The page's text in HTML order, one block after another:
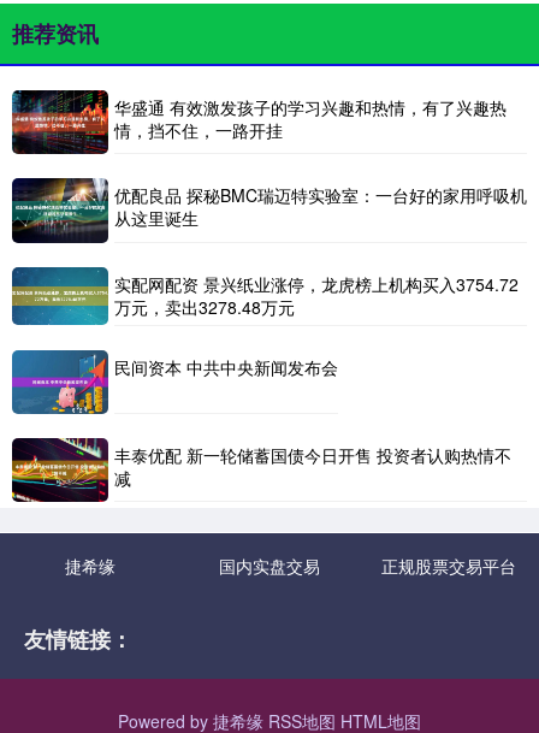
推荐资讯
华盛通 有效激发孩子的学习兴趣和热情，有了兴趣热
情，挡不住，一路开挂
优配良品 探秘BMC瑞迈特实验室：一台好的家用呼吸机
从这里诞生
实配网配资 景兴纸业涨停，龙虎榜上机构买入3754.72
万元，卖出3278.48万元
民间资本 中共中央新闻发布会
丰泰优配 新一轮储蓄国债今日开售 投资者认购热情不
减
捷希缘 国内实盘交易 正规股票交易平台
友情链接：
Powered by 捷希缘 RSS地图 HTML地图